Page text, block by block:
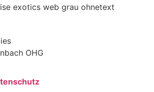
OHG